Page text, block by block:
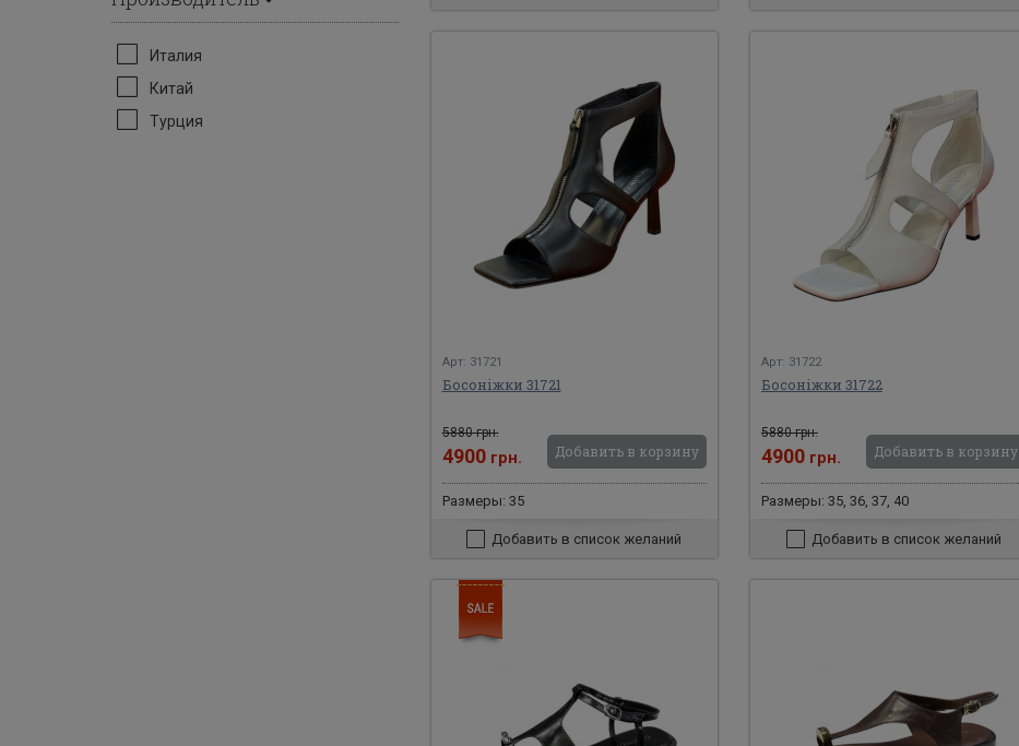
Италия
Китай
Турция
Арт: 31721
Босоніжки 31721
5880 грн.
4900 грн. Добавить в корзину
Размеры: 35
Добавить в список желаний
Арт: 31722
Босоніжки 31722
5880 грн.
4900 грн. Добавить в корзину
Размеры: 35, 36, 37, 40
Добавить в список желаний